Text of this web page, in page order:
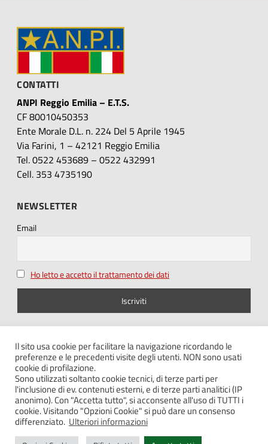
CONTATTI
ANPI Reggio Emilia – E.T.S.
CF 80010450353
Ente Morale D.L. n. 224 Del 5 Aprile 1945
Via Farini, 1 – 42121 Reggio Emilia
Tel. 0522 453689 – 0522 432991
Cell. 353 4735190
NEWSLETTER
Email
Ho letto e accetto il trattamento dei dati
SEGUICI SU
Note legali – Privacy
Il sito usa cookie per facilitare la navigazione ricordando le
preferenze e le precedenti visite degli utenti. NON sono usati
cookie di profilazione.
Sono utilizzati soltanto cookie tecnici, di terze parti per
l'inclusione di ev. contenuti esterni, e di terze parti analitici (IP
anonimo). Con "Accetta tutto", si acconsente all'uso di TUTTI i
cookie. Visitando "Opzioni Cookie" si può dare un consenso
differenziato. Ulteriori informazioni